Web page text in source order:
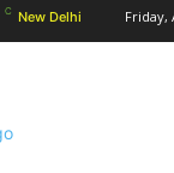
C New Delhi Friday,